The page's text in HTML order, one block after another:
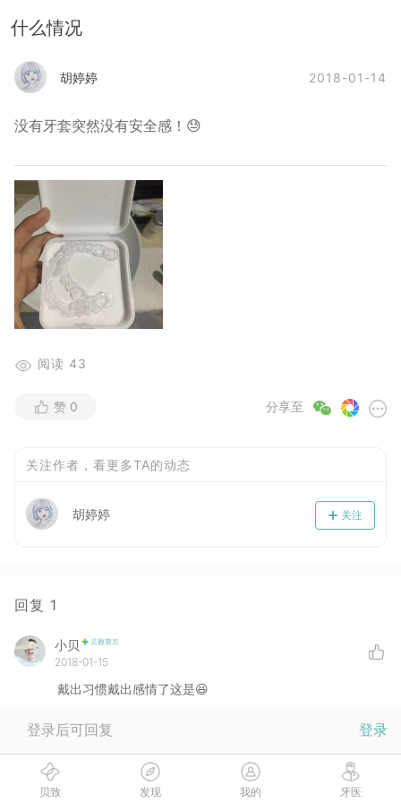
什么情况
胡婷婷 2018-01-14
没有牙套突然没有安全感！😓
阅读 43
分享至
赞 0
关注作者，看更多TA的动态
关注
胡婷婷
回复 1
小贝
2018-01-15
戴出习惯戴出感情了这是😆
登录后可回复 登录
贝致 发现 我的 牙医